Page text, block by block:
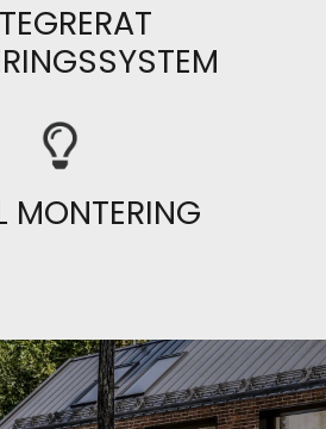
MONTERING